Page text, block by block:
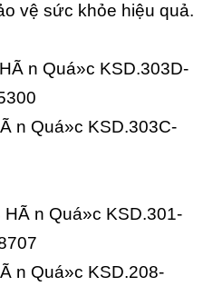
vệ sức khỏe hiệu quả.